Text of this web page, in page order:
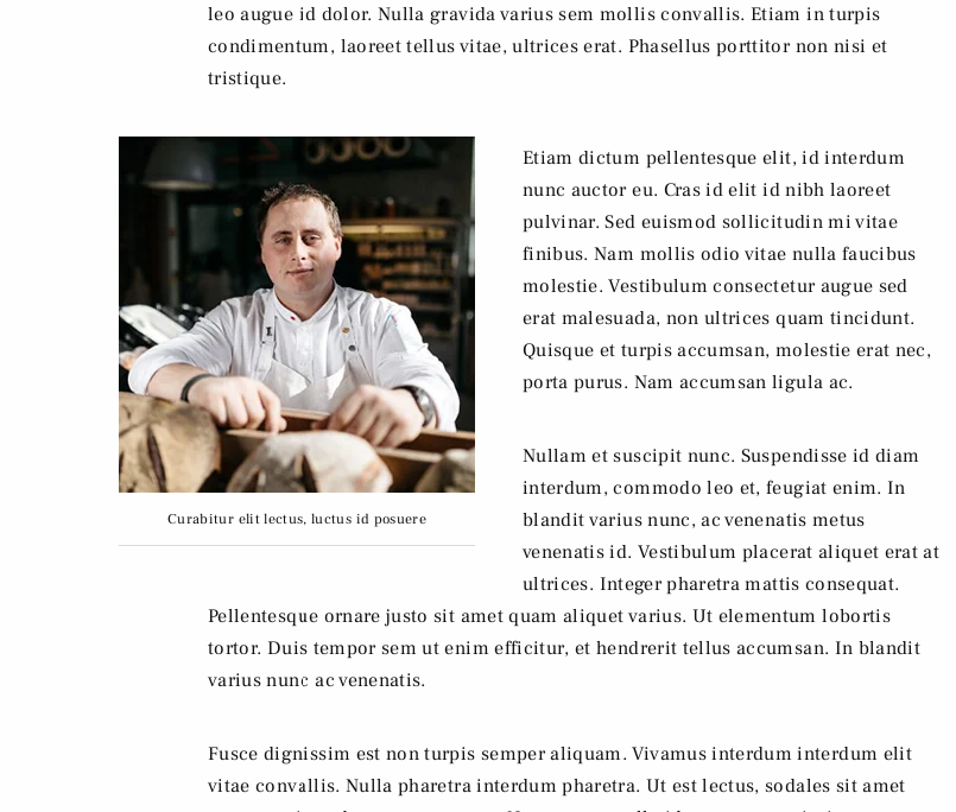
leo augue id dolor. Nulla gravida varius sem mollis convallis. Etiam in turpis
condimentum, laoreet tellus vitae, ultrices erat. Phasellus porttitor non nisi et
tristique.
Curabitur elit lectus, luctus id posuere
Etiam dictum pellentesque elit, id interdum
nunc auctor eu. Cras id elit id nibh laoreet
pulvinar. Sed euismod sollicitudin mi vitae
finibus. Nam mollis odio vitae nulla faucibus
molestie. Vestibulum consectetur augue sed
erat malesuada, non ultrices quam tincidunt.
Quisque et turpis accumsan, molestie erat nec,
porta purus. Nam accumsan ligula ac.
Nullam et suscipit nunc. Suspendisse id diam
interdum, commodo leo et, feugiat enim. In
blandit varius nunc, ac venenatis metus
venenatis id. Vestibulum placerat aliquet erat at
ultrices. Integer pharetra mattis consequat.
Pellentesque ornare justo sit amet quam aliquet varius. Ut elementum lobortis
tortor. Duis tempor sem ut enim efficitur, et hendrerit tellus accumsan. In blandit
varius nunc ac venenatis.
Fusce dignissim est non turpis semper aliquam. Vivamus interdum interdum elit
vitae convallis. Nulla pharetra interdum pharetra. Ut est lectus, sodales sit amet